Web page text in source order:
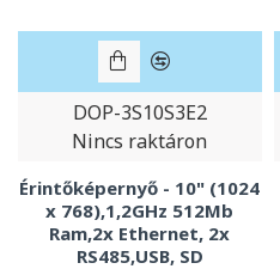
DOP-3S10S3E2
Nincs raktáron
Érintőképernyő - 10" (1024
x 768),1,2GHz 512Mb
Ram,2x Ethernet, 2x
RS485,USB, SD